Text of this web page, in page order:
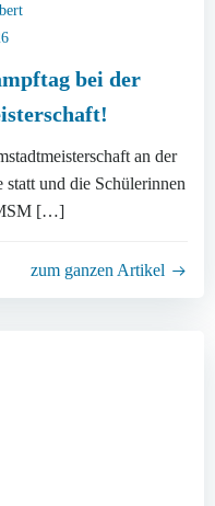
bei der
an der
und die Schülerinnen
[…]
zum ganzen Artikel